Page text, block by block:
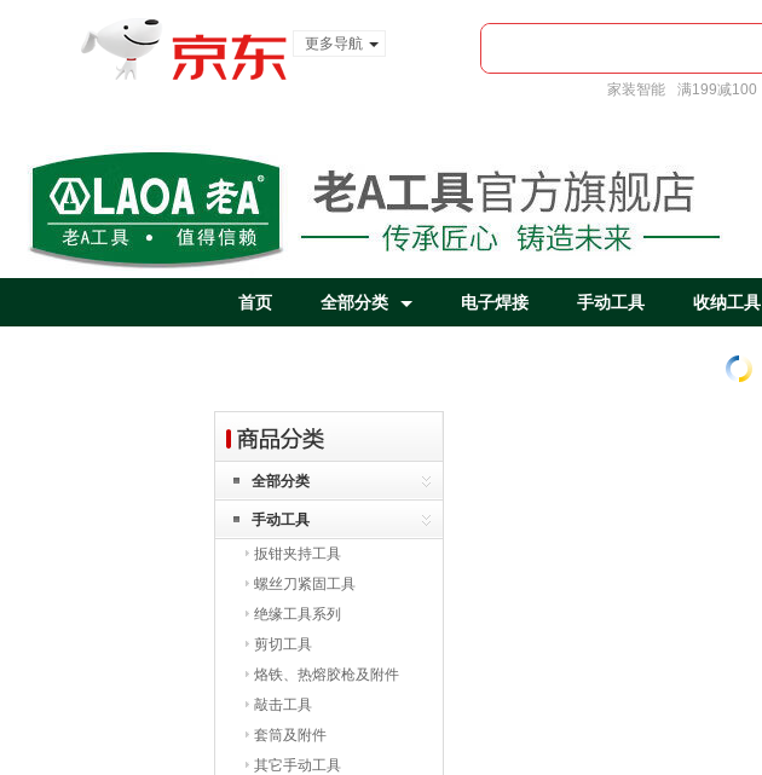
更多导航
家装智能 满199减100
首页 全部分类 电子焊接 手动工具 收纳工具
全部分类
手动工具
扳钳夹持工具
螺丝刀紧固工具
绝缘工具系列
剪切工具
烙铁、热熔胶枪及附件
敲击工具
套筒及附件
其它手动工具